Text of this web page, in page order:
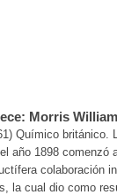
Morris
Químico británico.
año 1898 comenzó
colaboración
la cual dio como